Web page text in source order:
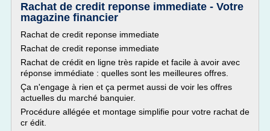
Rachat de credit reponse immediate - Votre
magazine financier
Rachat de credit reponse immediate
Rachat de credit reponse immediate
Rachat de crédit en ligne très rapide et facile à avoir avec
réponse immédiate : quelles sont les meilleures offres.
Ça n'engage à rien et ça permet aussi de voir les offres
actuelles du marché banquier.
Procédure allégée et montage simplifie pour votre rachat de
cr édit.